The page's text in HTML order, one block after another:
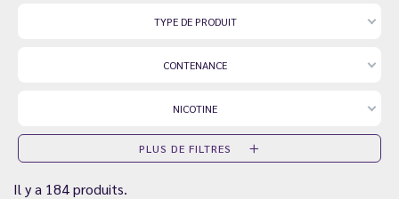
TYPE DE PRODUIT
CONTENANCE
NICOTINE
PLUS DE FILTRES
Il y a 184 produits.